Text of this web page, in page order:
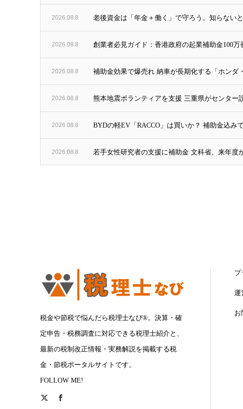
2026.08.8 老後資金は「年金＋働く」で守ろう。知らない
2026.08.8 創業者必見ガイド：香港政府の起業補助金100万
2026.08.8 補助金効果で爆売れ 納車が長期化する「ホン
2026.08.8 熊本地震ボランティアを支援 三重県がセンター
2026.08.8 BYDの軽EV「RACCO」は買いか？ 補助金込み
2026.08.8 若手女性研究者の支援に補助金 文科省、来年度
税金や節税で悩んだら税理士なび®。決算・確
定申告・税務調査に対応できる税理士紹介と、
最新の税制改正情報・実務解説を掲載する税
金・節税ポータルサイトです。
FOLLOW ME!
プ
運
お